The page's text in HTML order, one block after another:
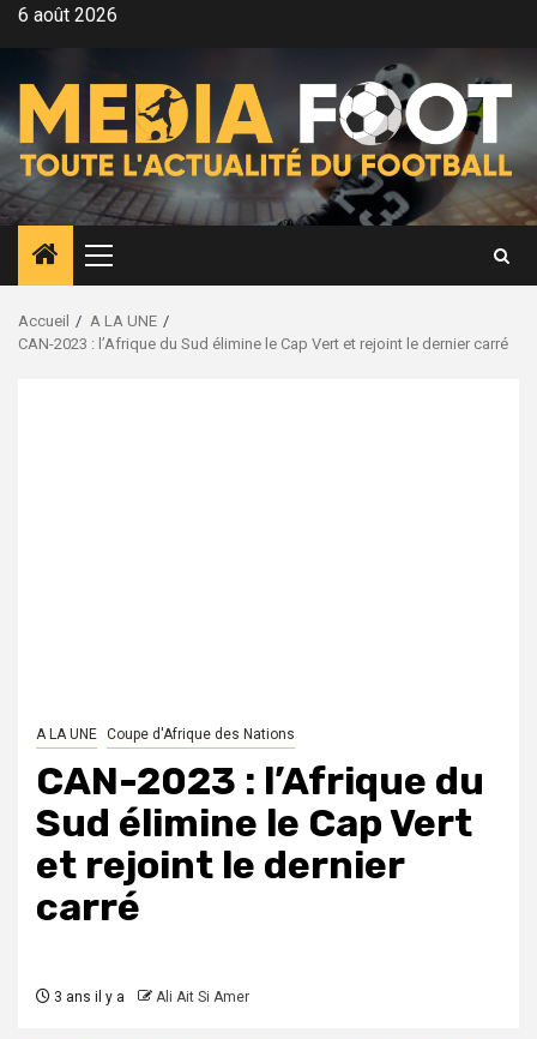
Aller6 août 2026
Menu
principal
Accueil
A LA UNE
CAN-2023 : l’Afrique du Sud élimine le Cap Vert et rejoint le dernier carré
A LA UNE Coupe d'Afrique des Nations
CAN-2023 : l’Afrique du
Sud élimine le Cap Vert
et rejoint le dernier
carré
3 ans il y a Ali Ait Si Amer